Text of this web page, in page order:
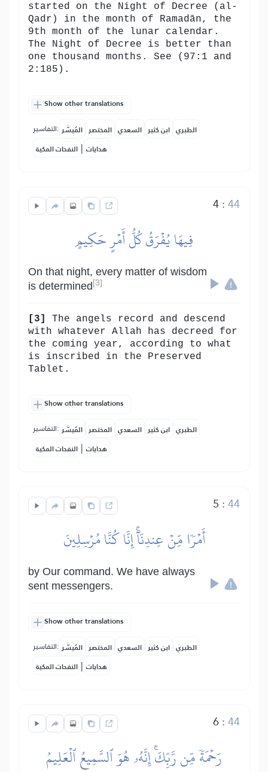
started on the Night of Decree (al-
Qadr) in the month of Ramadān, the
9th month of the lunar calendar.
The Night of Decree is better than
one thousand months. See (97:1 and
2:185).
Show other translations
التفاسير: المُيسَّر المختصر السعدي ابن كثير الطبري
النفحات المكية | هدايات
4:44
فِيهَا يُفۡرَقُ كُلُّ أَمۡرٍ حَكِيمٍ
On that night, every matter of wisdom
is determined [3]
[3]
The angels record and descend
with whatever Allah has decreed for
the coming year, according to what
is inscribed in the Preserved
Tablet.
Show other translations
التفاسير: المُيسَّر المختصر السعدي ابن كثير الطبري
النفحات المكية | هدايات
5 :44
أَمۡرٗا مِّنۡ عِندِنَآۚ إِنَّا كُنَّا مُرۡسِلِينَ
by Our command. We have always
sent messengers.
Show other translations
التفاسير: المُيسَّر المختصر السعدي ابن كثير الطبري
النفحات المكية | هدايات
6:44
رَحۡمَةٗ مِّن رَّبِّكَۚ إِنَّهُۥ هُوَ ٱلسَّمِيعُ ٱلۡعَلِيمُ